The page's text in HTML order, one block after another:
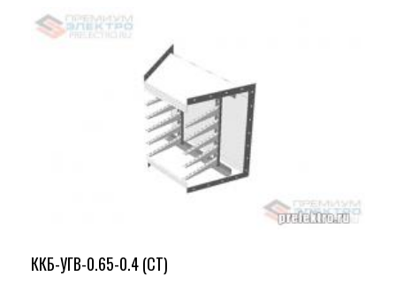
ККБ-УГВ-0.65-0.4 (СТ)